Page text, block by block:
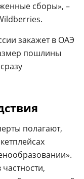
сборы», –
закажет в ОАЭ
пошлины
полагают,